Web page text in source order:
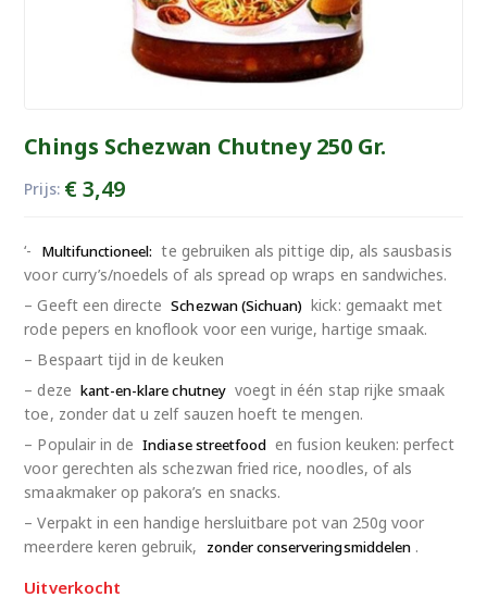
Chings Schezwan Chutney 250 Gr.
Prijs: €3,49
‘- Multifunctioneel: te gebruiken als pittige dip, als sausbasis
voor curry’s/noedels of als spread op wraps en sandwiches.
– Geeft een directe Schezwan (Sichuan) kick: gemaakt met
rode pepers en knoflook voor een vurige, hartige smaak.
– Bespaart tijd in de keuken
– deze kant-en-klare chutney voegt in één stap rijke smaak
toe, zonder dat u zelf sauzen hoeft te mengen.
– Populair in de Indiase streetfood en fusion keuken: perfect
voor gerechten als schezwan fried rice, noodles, of als
smaakmaker op pakora’s en snacks.
– Verpakt in een handige hersluitbare pot van 250g voor
meerdere keren gebruik,
zonder conserveringsmiddelen .
Uitverkocht